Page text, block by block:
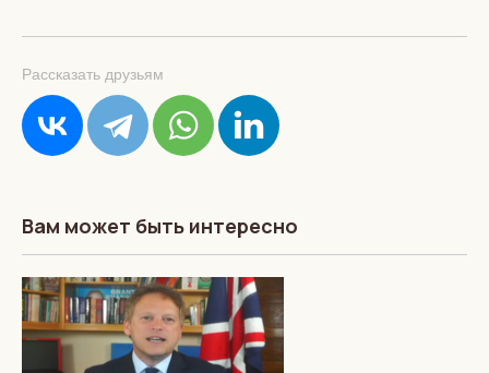
Рассказать друзьям
Вам может быть интересно